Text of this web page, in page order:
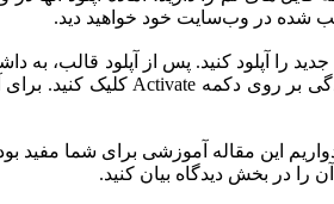
آموزشی برای شما مفید
را در بخش دیدگاه بیان کنید.